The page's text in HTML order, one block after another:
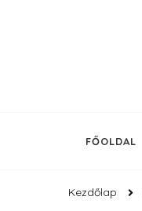
FŐOLDAL
Kezdőlap